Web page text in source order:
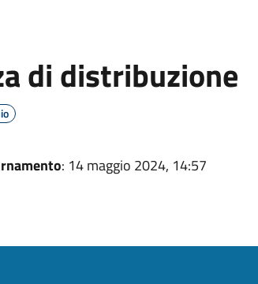
di distribuzione
: 14 maggio 2024, 14:57